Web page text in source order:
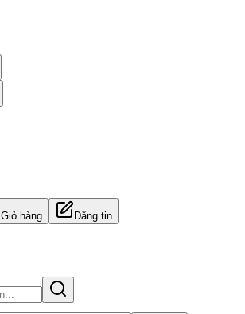
Giỏ hàng Đăng tin